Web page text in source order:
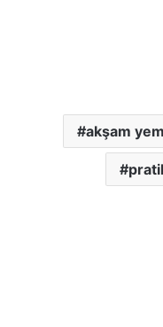
akşam